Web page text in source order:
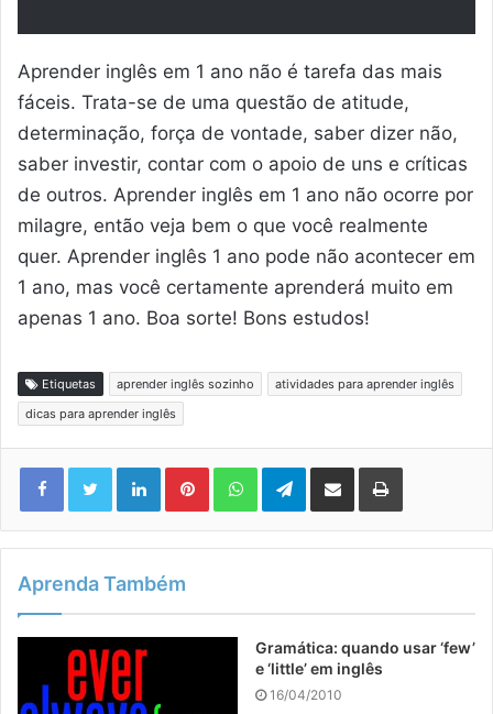
Aprender inglês em 1 ano não é tarefa das mais
fáceis. Trata-se de uma questão de atitude,
determinação, força de vontade, saber dizer não,
saber investir, contar com o apoio de uns e críticas
de outros. Aprender inglês em 1 ano não ocorre por
milagre, então veja bem o que você realmente
quer. Aprender inglês 1 ano pode não acontecer em
1 ano, mas você certamente aprenderá muito em
apenas 1 ano. Boa sorte! Bons estudos!
Etiquetas aprender inglês sozinho
atividades para aprender inglês
dicas para aprender inglês
LinkedinPinterestWhatsAppTelegram
Compartilhar via e-mail Imprimir
Aprenda Também
Gramática: quando usar ‘few’
e ‘little’ em inglês
16/04/2010